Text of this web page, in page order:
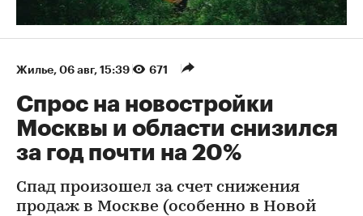
Жилье⁠, 06 авг, 15:39 671
Спрос на новостройки
Москвы и области снизился
за год почти на 20%
Спад произошел за счет снижения
продаж в Москве (особенно в Новой